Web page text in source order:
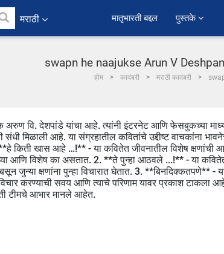
मराठी ﻿मातृभारती बद्दल पुस्तके
swapn he naajukse Arun V Deshpande
होम कादंबरी मराठी कादंबरी
वि. देशपांडे यांचा आहे. त्यांनी इंटरनेट आणि फेसबुकच्या
मिळाली आहे. या संग्रहातील कवितांचे उद्दीष्ट वाचकांना
किती खास आहे …!** - या कवितेत जीवनातील विशेष क्षणांची
आणि विशेष का असतात. 2. **ते पुन्हा आठवले ...!** - या
जुन्या क्षणांना पुन्हा विचारात घेतात. 3. **बिनदिक्कतपणे**
करण्याची सवय आणि त्याचे परिणाम यावर प्रकाश टाकला
टीमचे आभार मानले आहेत.